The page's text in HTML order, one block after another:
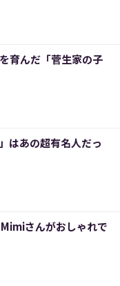
育んだ「菅生家の子
はあの超有名人だっ
さんがおしゃれで